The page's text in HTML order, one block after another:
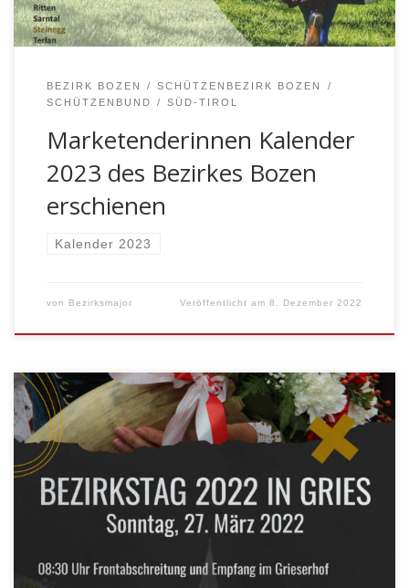
BEZIRK BOZEN
SCHÜTZENBEZIRK BOZEN
SCHÜTZENBUND
SÜD-TIROL
Marketenderinnen Kalender
2023 des Bezirkes Bozen
erschienen
Kalender 2023
von Bezirksmajor Veröffentlicht am8. Dezember 2022
Sonntag, den 27. März 2022 in Gries Programm: 08:00
Uhr – Eintreffen und Aufstellung der Kompanien und
Abordnungen im Park vom Grieserhof 08:30 Uhr –
Meldung an den Höchstanwesenden, Begrüßungsrede
des Vizebürgermeisters Luis Walcher und Abmarsch zur
Alten Pfarrkirche in Gries 09:00 Uhr –